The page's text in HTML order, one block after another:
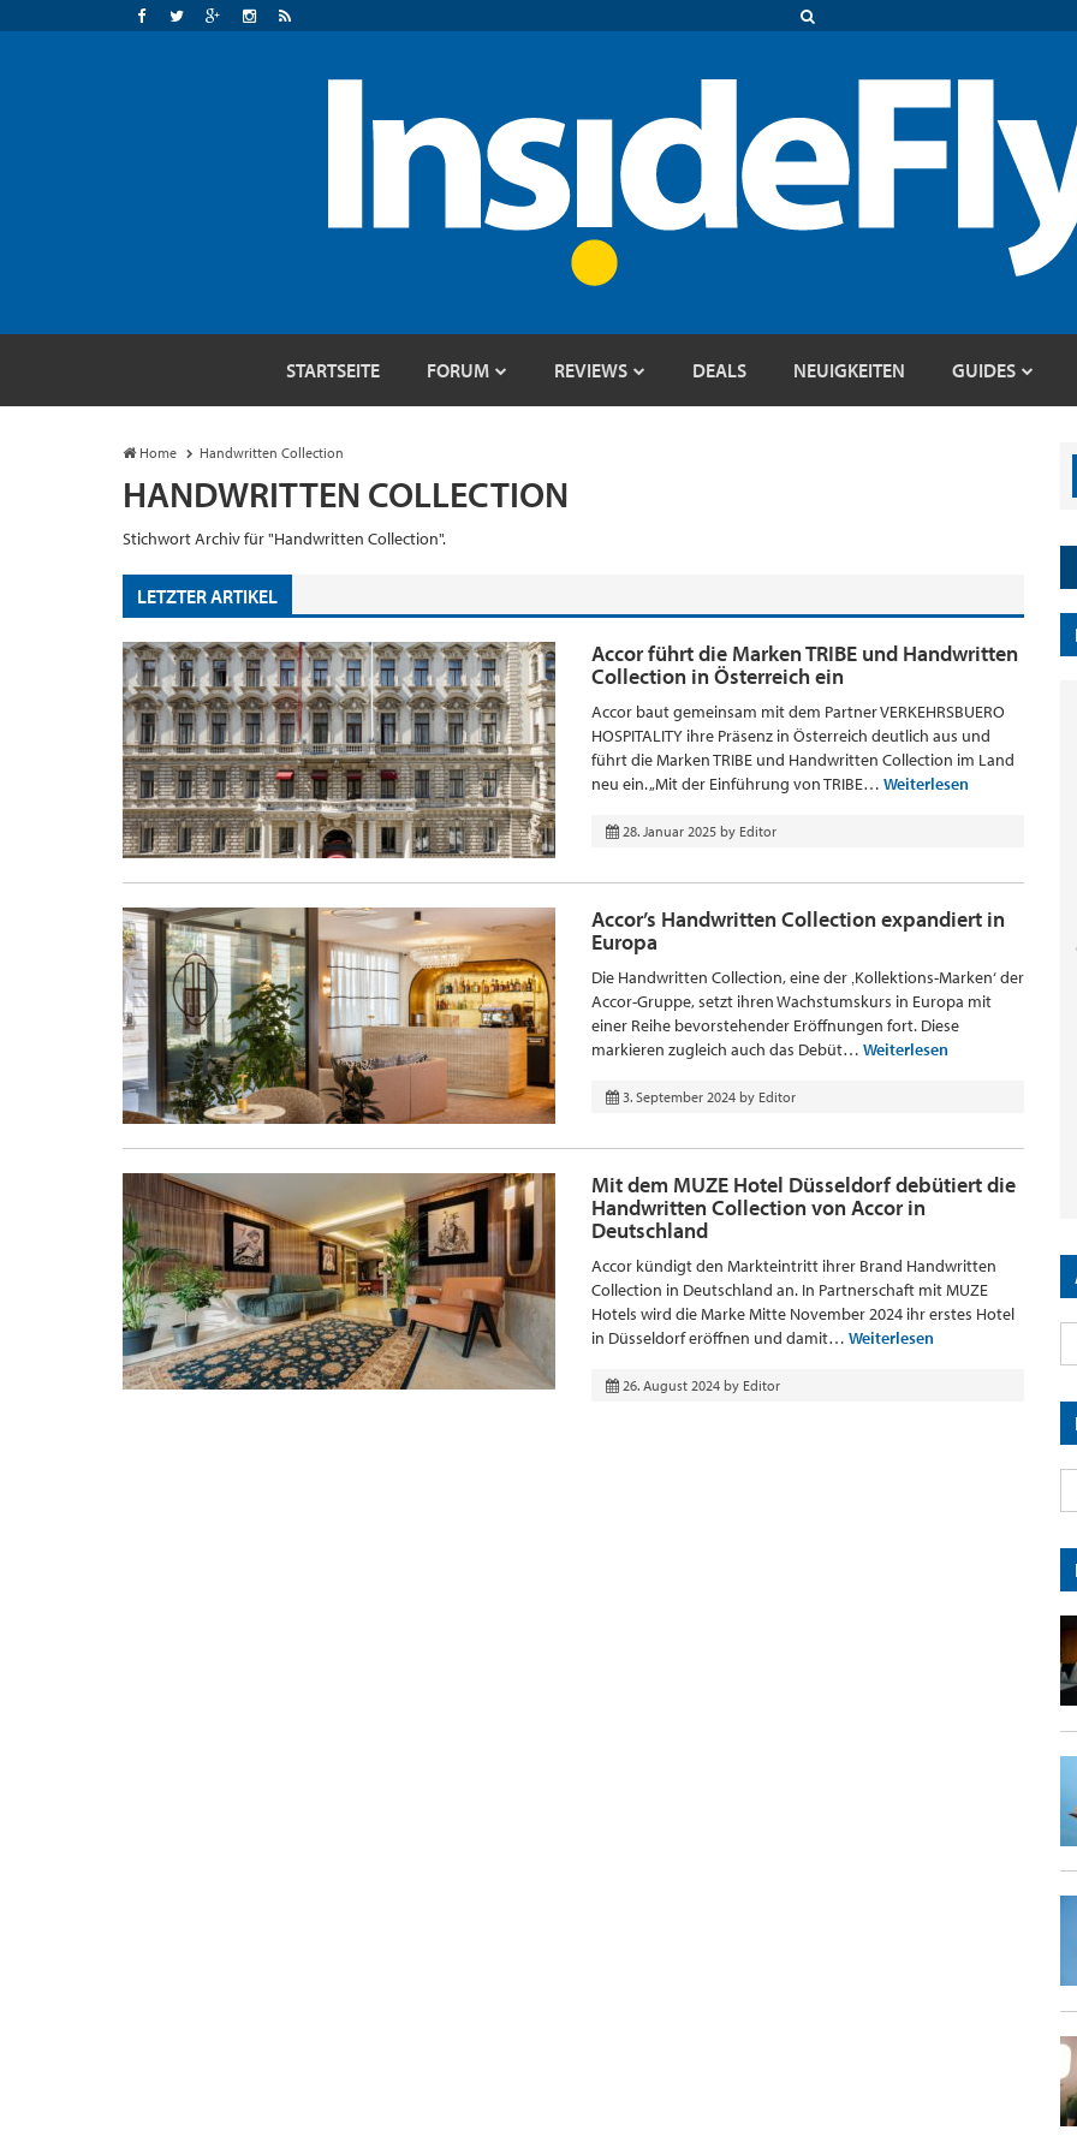
STARTSEITE FORUM REVIEWS DEALS NEUIGKEITEN GUIDES
Home Handwritten Collection
HANDWRITTEN COLLECTION
Stichwort Archiv für "Handwritten Collection".
LETZTER ARTIKEL
Accor führt die Marken TRIBE und Handwritten
Collection in Österreich ein
Accor baut gemeinsam mit dem Partner VERKEHRSBUERO
HOSPITALITY ihre Präsenz in Österreich deutlich aus und
führt die Marken TRIBE und Handwritten Collection im Land
neu ein. „Mit der Einführung von TRIBE… Weiterlesen
28. Januar 2025 by Editor
Accor’s Handwritten Collection expandiert in
Europa
Die Handwritten Collection, eine der ‚Kollektions-Marken‘ der
Accor-Gruppe, setzt ihren Wachstumskurs in Europa mit
einer Reihe bevorstehender Eröffnungen fort. Diese
markieren zugleich auch das Debüt… Weiterlesen
3. September 2024 by Editor
Mit dem MUZE Hotel Düsseldorf debütiert die
Handwritten Collection von Accor in
Deutschland
Accor kündigt den Markteintritt ihrer Brand Handwritten
Collection in Deutschland an. In Partnerschaft mit MUZE
Hotels wird die Marke Mitte November 2024 ihr erstes Hotel
in Düsseldorf eröffnen und damit… Weiterlesen
26. August 2024 by Editor